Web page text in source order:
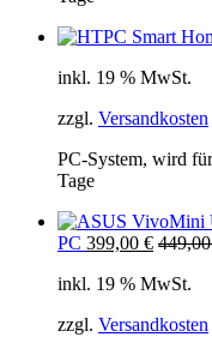
inkl. 19 % MwSt.
zzgl. Versandkosten
PC-System, wird
Tage
PC 399,00 €
inkl. 19 % MwSt.
zzgl. Versandkosten